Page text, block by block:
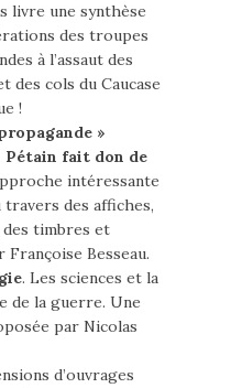
livre une synthèse
des troupes
à l’assaut des
des cols du Caucase
!
»
Pétain fait don de
intéressante
travers des affiches,
timbres et
Besseau.
. Les sciences et la
de la guerre. Une
par Nicolas
d’ouvrages